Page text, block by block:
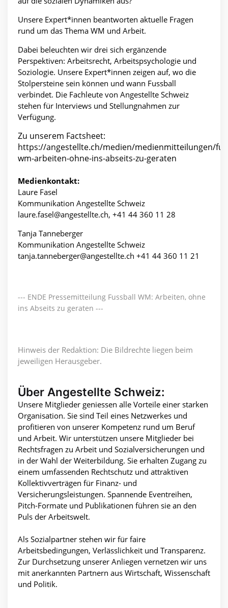
Unsere Expert*innen beantworten aktuelle Fragen
rund um das Thema WM und Arbeit.
Dabei beleuchten wir drei sich ergänzende
Perspektiven: Arbeitsrecht, Arbeitspsychologie und
Soziologie. Unsere Expert*innen zeigen auf, wo die
Stolpersteine sein können und wann Fussball
verbindet. Die Fachleute von Angestellte Schweiz
stehen für Interviews und Stellungnahmen zur
Verfügung.
Zu unserem Factsheet:
https://angestellte.ch/medien/medienmitteilungen/
wm-arbeiten-ohne-ins-abseits-zu-geraten
Medienkontakt:
Laure Fasel
Kommunikation Angestellte Schweiz
laure.fasel@angestellte.ch, +41 44 360 11 28
Tanja Tanneberger
Kommunikation Angestellte Schweiz
tanja.tanneberger@angestellte.ch +41 44 360 11 21
--- ENDE Pressemitteilung Fussball WM: Arbeiten, ohne
ins Abseits zu geraten ---
Hinweis der Redaktion: Die Bildrechte liegen beim
jeweiligen Herausgeber.
Über Angestellte Schweiz:
Unsere Mitglieder geniessen alle Vorteile einer starken
Organisation. Sie sind Teil eines Netzwerkes und
profitieren von unserer Kompetenz rund um Beruf
und Arbeit. Wir unterstützen unsere Mitglieder bei
Rechtsfragen zu Arbeit und Sozialversicherungen und
in der Wahl der Weiterbildung. Sie erhalten Zugang zu
einem umfassenden Rechtschutz und attraktiven
Kollektivverträgen für Finanz- und
Versicherungsleistungen. Spannende Eventreihen,
Pitch-Formate und Publikationen führen sie an den
Puls der Arbeitswelt.
Als Sozialpartner stehen wir für faire
Arbeitsbedingungen, Verlässlichkeit und Transparenz.
Zur Durchsetzung unserer Anliegen vernetzen wir uns
mit anerkannten Partnern aus Wirtschaft, Wissenschaft
und Politik.